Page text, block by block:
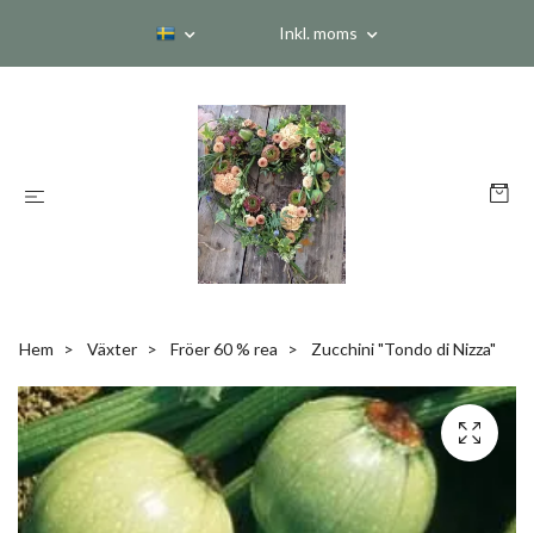
Inkl. moms
Hem Växter Fröer 60 % rea Zucchini "Tondo di Nizza"